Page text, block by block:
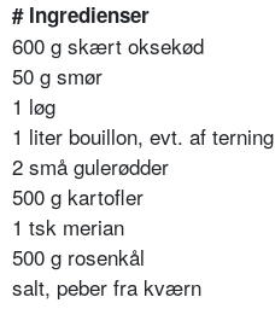
# Ingredienser
600 g skært oksekød
50 g smør
1 løg
1 liter bouillon, evt. af terning
2 små gulerødder
500 g kartofler
1 tsk merian
500 g rosenkål
salt, peber fra kværn